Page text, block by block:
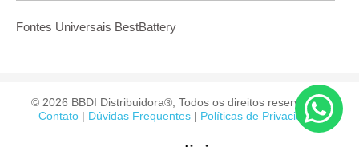
Fontes Universais BestBattery
© 2026 BBDI Distribuidora®, Todos os direitos reservados.
Contato | Dúvidas Frequentes | Políticas de Privacidade